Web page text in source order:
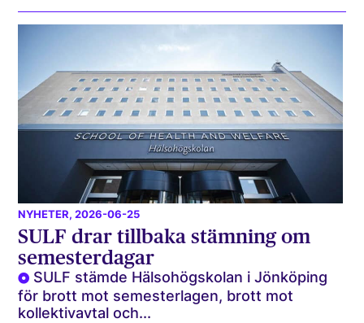
NYHETER, 2026-06-25
SULF drar tillbaka stämning om
semesterdagar
SULF stämde Hälsohögskolan i Jönköping
för brott mot semesterlagen, brott mot
kollektivavtal och...